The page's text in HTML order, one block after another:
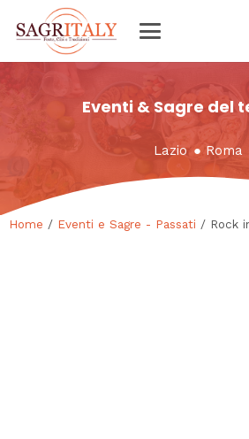
Eventi & Sagre del
Lazio ● Roma
Home / Eventi e Sagre - Passati / Rock